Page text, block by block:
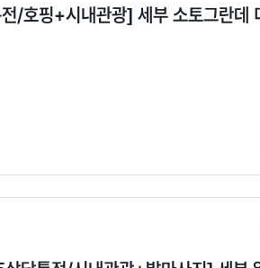
/호핑+시내관광] 세부 소토그란데